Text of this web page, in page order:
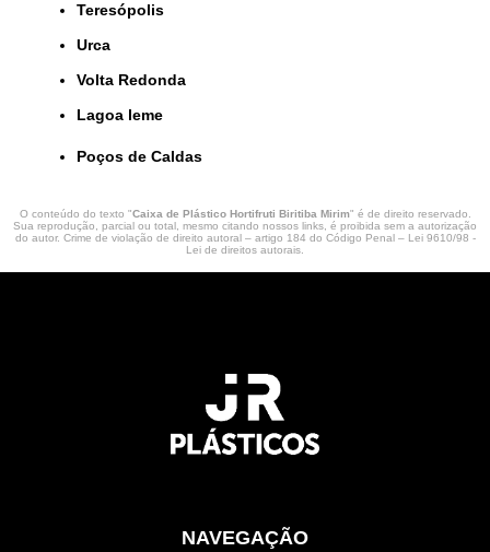
Teresópolis
Urca
Volta Redonda
lagoa leme
Poços de Caldas
O conteúdo do texto "Caixa de Plástico Hortifruti Biritiba Mirim" é de direito reservado.
Sua reprodução, parcial ou total, mesmo citando nossos links, é proibida sem a autorização
do autor. Crime de violação de direito autoral – artigo 184 do Código Penal – Lei 9610/98 -
Lei de direitos autorais.
NAVEGAÇÃO